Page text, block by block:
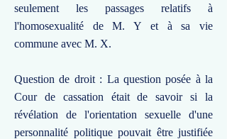
seulement les passages relatifs à
l'homosexualité de M. Y et à sa vie
commune avec M. X.
Question de droit : La question posée à la
Cour de cassation était de savoir si la
révélation de l'orientation sexuelle d'une
personnalité politique pouvait être justifiée